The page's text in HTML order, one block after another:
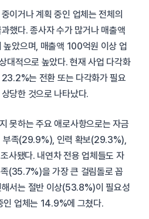
이거나 계획 중인 업체는 전체의
했다. 종사자 수가 많거나 매출액
높았으며, 매출액 100억원 이상 업
대적으로 높았다. 현재 사업 다각화
는 전환 또는 다각화가 필요
당한 것으로 나타났다.
못하는 주요 애로사항으로는 자금
부족(29.9%), 인력 확보(29.3%),
사됐다. 내연차 전용 업체들도 자
(35.7%)을 가장 큰 걸림돌로 꼽
서는 절반 이상(53.8%)이 필요성
인 업체는 14.9%에 그쳤다.